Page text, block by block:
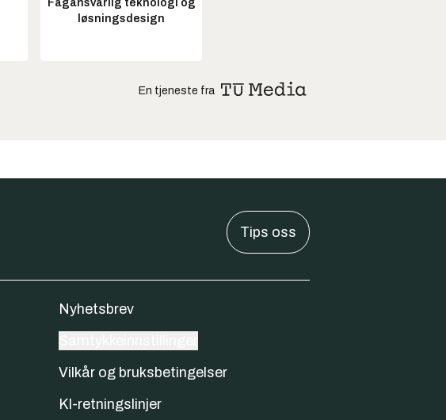
Fagansvarlig teknologi og
løsningsdesign
En tjeneste fra
Tips oss
Nyhetsbrev
Vilkår og bruksbetingelser
KI-retningslinjer